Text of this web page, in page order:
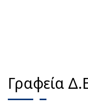
Γραφεία